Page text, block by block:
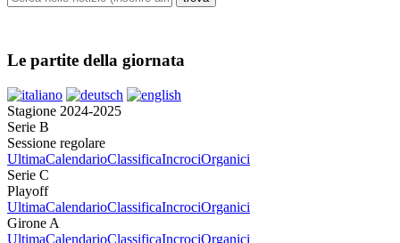
Le partite della giornata
Stagione 2024-2025
Serie B
Sessione regolare
UltimaCalendarioClassificaIncrociOrganici
Serie C
Playoff
UltimaCalendarioClassificaIncrociOrganici
Girone A
UltimaCalendarioClassificaIncrociOrganici